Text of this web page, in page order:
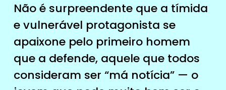
Não é surpreendente que a tímida
e vulnerável protagonista se
apaixone pelo primeiro homem
que a defende, aquele que todos
consideram ser “má notícia” — o